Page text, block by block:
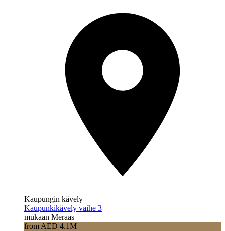
Kaupungin kävely
Kaupunkikävely vaihe 3
mukaan Meraas
from AED 4.1M